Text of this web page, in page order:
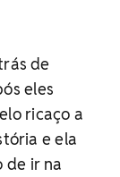
de
eles
ricaço a
e ela
de ir na